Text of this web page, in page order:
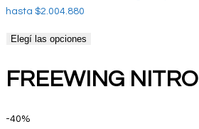
hasta $2.004.880
Elegí las opciones
FREEWING NITRO
-40%